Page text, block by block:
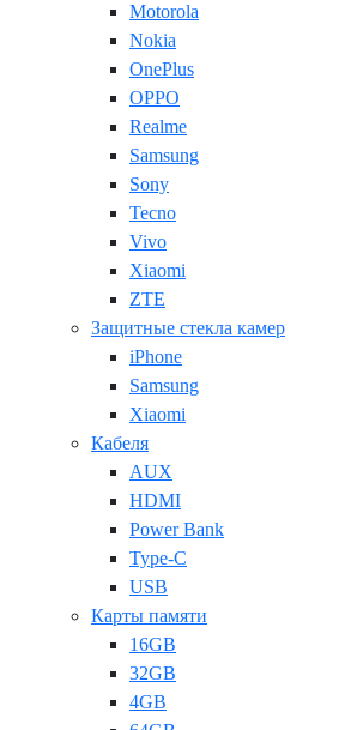
Motorola
Nokia
OnePlus
OPPO
Realme
Samsung
Sony
Tecno
Vivo
Xiaomi
ZTE
Защитные стекла камер
iPhone
Samsung
Xiaomi
Кабеля
AUX
HDMI
Power Bank
Type-C
USB
Карты памяти
16GB
32GB
4GB